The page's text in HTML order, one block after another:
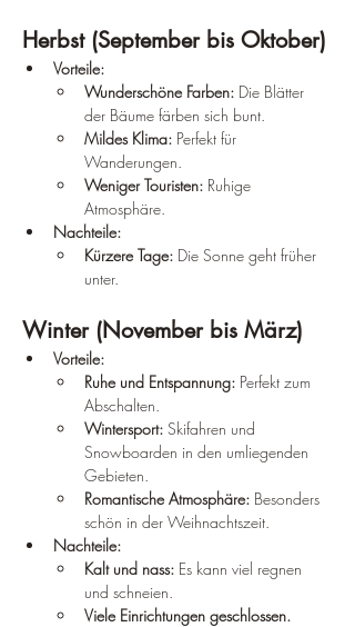
Herbst (September bis Oktober)
Vorteile:
Wunderschöne Farben: Die Blätter
der Bäume färben sich bunt.
Mildes Klima: Perfekt für
Wanderungen.
Weniger Touristen: Ruhige
Atmosphäre.
Nachteile:
Kürzere Tage: Die Sonne geht früher
unter.
Winter (November bis März)
Vorteile:
Ruhe und Entspannung: Perfekt zum
Abschalten.
Wintersport: Skifahren und
Snowboarden in den umliegenden
Gebieten.
Romantische Atmosphäre: Besonders
schön in der Weihnachtszeit.
Nachteile:
Kalt und nass: Es kann viel regnen
und schneien.
Viele Einrichtungen geschlossen.